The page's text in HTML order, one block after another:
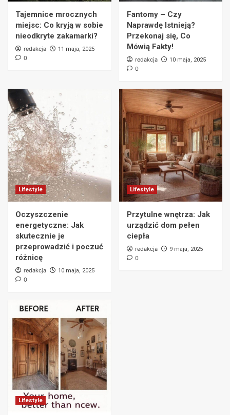
Tajemnice mrocznych
miejsc: Co kryją w sobie
nieodkryte zakamarki?
redakcja 11 maja, 2025
0
Fantomy – Czy
Naprawdę Istnieją?
Przekonaj się, Co
Mówią Fakty!
redakcja 10 maja, 2025
0
Lifestyle
Oczyszczenie
energetyczne: Jak
skutecznie je
przeprowadzić i poczuć
różnicę
redakcja 10 maja, 2025
0
Lifestyle
Przytulne wnętrza: Jak
urządzić dom pełen
ciepła
redakcja 9 maja, 2025
0
Lifestyle